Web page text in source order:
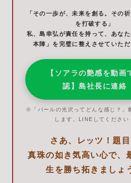
「その一歩が、未来を創る。その
を打破する」
私、島幸弘が責任を持って、あな
本陣」を完璧に整えさせていただ
【ソアラの艶感を動画
認】島社長に連絡
※「パールの光沢ってどんな感じ？」
します。LINEしてください
さあ、レッツ！題目
真珠の如き気高い心で、
生を勝ち拓きましょ